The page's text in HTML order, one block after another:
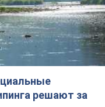
стран Европы
Видео